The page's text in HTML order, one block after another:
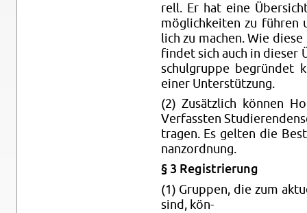
rell. Er hat eine
mög­lich­kei­ten zu füh­ren
lich zu ma­chen. Wie
fin­det sich auch in die­ser
schul­grup­pe be­grün­det
einer Un­ter­stüt­zung.
(2) Zu­sätz­lich kön­nen
Ver­fass­ten
tra­gen. Es gel­ten die
nanz­ord­nung.
§ 3 Re­gis­trie­rung
(1) Grup­pen, die zum
sind, kön-